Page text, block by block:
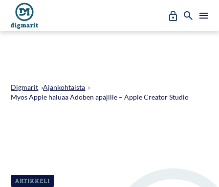
Siirry
suoraan
sisältöön
Oma
Erto
Hae
A
a
Digmarit ›Ajankohtaista ›
Myös Apple haluaa Adoben apajille – Apple Creator Studio
ARTIKKELI